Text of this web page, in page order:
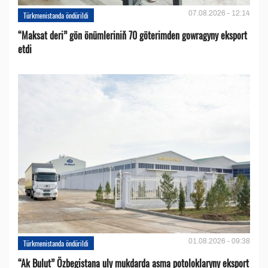
Türkmenistanda öndürildi 07.08.2026 - 12:14
“Maksat deri” gön önümleriniň 70 göterimden gowragyny eksport
etdi
Türkmenistanda öndürildi 01.08.2026 - 09:38
“Ak Bulut” Özbegistana uly mukdarda asma potoloklaryny eksport